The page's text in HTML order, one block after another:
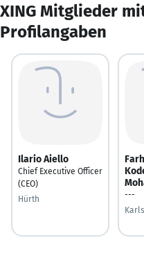
XING Mitglieder
Profilangaben
Ilario Aiello
Chief Executive Officer
(CEO)
Hürth
---